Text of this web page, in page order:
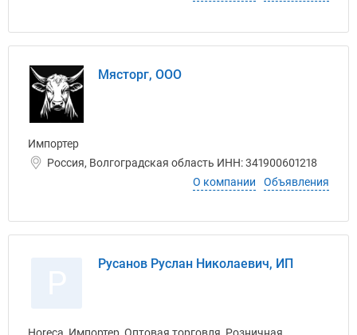
Мясторг, ООО
Импортер
Россия, Волгоградская область ИНН: 341900601218
О компании
Объявления
Русанов Руслан Николаевич, ИП